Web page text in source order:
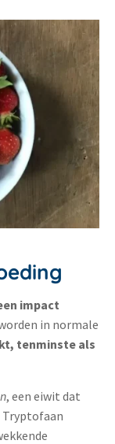
impact
in normale
tenminste als
, een eiwit dat
Tryptofaan